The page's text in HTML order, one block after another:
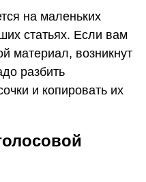
на маленьких
статьях. Если вам
материал, возникнут
разбить
и копировать их